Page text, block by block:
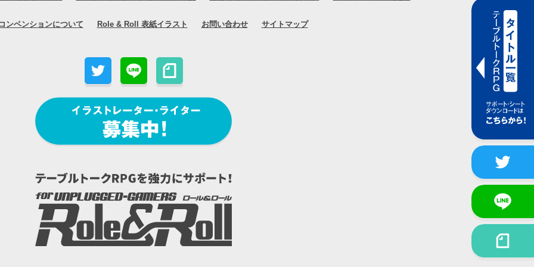
ンベンションについて Role & Roll 表紙イラスト お問い合わせ サイトマップ